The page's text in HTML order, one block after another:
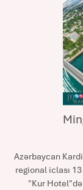
Azərbaycan
regional iclası
"Kur Hotel"də